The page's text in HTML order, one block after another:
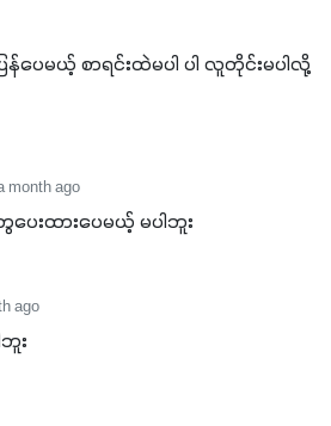
ြန်ပေမယ့် စာရင်းထဲမပါ ပါ လူတိုင်းမပါလို့
month ago
ေးထားပေမယ့် မပါဘူး
ago
း